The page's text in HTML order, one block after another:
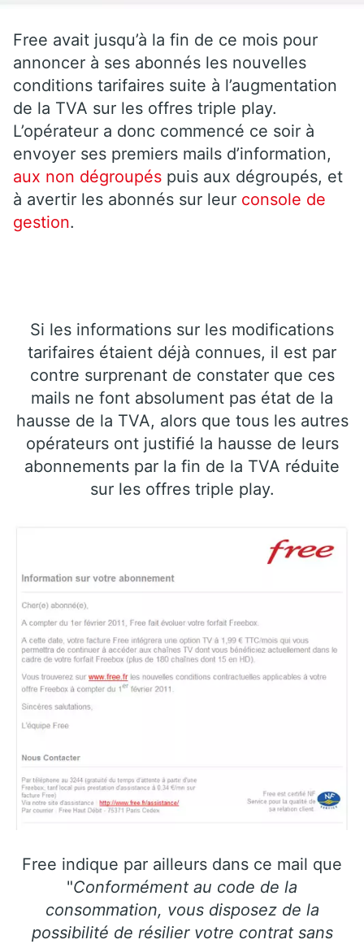
Free avait jusqu’à la fin de ce mois pour
annoncer à ses abonnés les nouvelles
conditions tarifaires suite à l’augmentation
de la TVA sur les offres triple play.
L’opérateur a donc commencé ce soir à
envoyer ses premiers mails d’information,
aux non dégroupés puis aux dégroupés, et
à avertir les abonnés sur leur console de
gestion.
Si les informations sur les modifications
tarifaires étaient déjà connues, il est par
contre surprenant de constater que ces
mails ne font absolument pas état de la
hausse de la TVA, alors que tous les autres
opérateurs ont justifié la hausse de leurs
abonnements par la fin de la TVA réduite
sur les offres triple play.
Free indique par ailleurs dans ce mail que
"Conformément au code de la
consommation, vous disposez de la
possibilité de résilier votre contrat sans